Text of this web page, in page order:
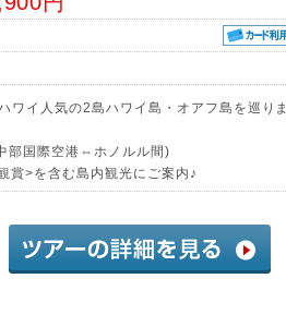
ワイ人気の2島ハワイ島・オアフ島を巡りま
部国際空港⇔ホノルル間)
賞>を含む島内観光にご案内♪